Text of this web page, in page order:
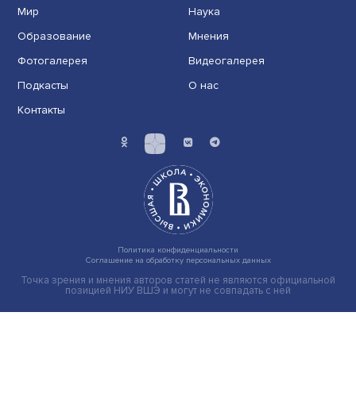
Операция без потери речи: как работает
нейролингвистика в нейрохирургии
Сохранить речь при операции на головном мозге —
из самых сложных задач современной нейрохиру......
Экономика
Общество